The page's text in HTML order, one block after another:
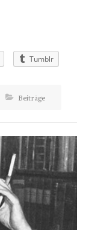
Tumblr
Beiträge